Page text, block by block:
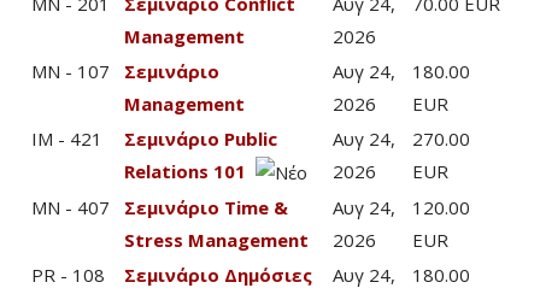
Management
2026
MN - 107
Σεμινάριο
Management
Αυγ 24,
2026
180.00
EUR
IM - 421
Σεμινάριο Public
Relations 101
Αυγ 24,
2026
270.00
EUR
MN - 407
Σεμινάριο Time &
Stress Management
Αυγ 24,
2026
120.00
EUR
PR - 108
Σεμινάριο Δημόσιες
Αυγ 24,
180.00